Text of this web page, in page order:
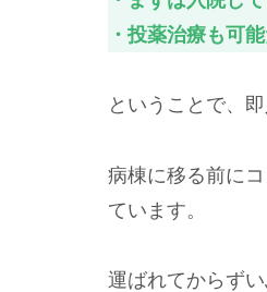
・投薬治療も可
ということで、
病棟に移る前に
ています。
運ばれてからず